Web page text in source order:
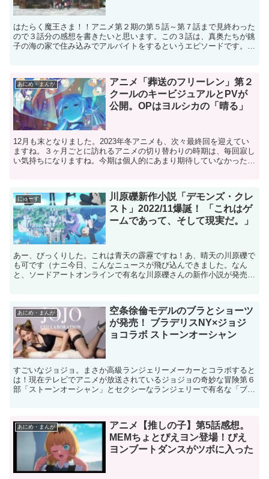
はたらく魔王さま！！アニメ第２期の第５話～第７話まで見終わった
ので３話分の感想を書きたいと思います。この３話は、真奥たちが銚
子の海の家で住み込みでアルバイトをするというエピソードです。こ
あにめ・まんが
アニメ「葬送のフリーレン」第２
クールのキービジュアルとPVが
公開。OPはヨルシカの「晴る」
12月も末となりました。2023年冬アニメも、次々最終回を迎えてい
ますね。３ヶ月ごとに訪れるアニメの切り替わりの時期は、毎回寂し
い気持ちになりますね。今期は個人的にあまり期待していなかった
にゅーす
川原礫新作小説「デモンズ・クレ
スト」2022/11爆誕！ 「これはゲ
ームであって、そして現実だ。」
あー、びっくりした。これは青天の霹靂ですね！あ、晴天の川原礫で
も可です（ナニ今日、こんなニュースが飛び込んできました。なん
と、ソードアートオンラインで有名な川原礫さんの新作小説が発売に
あにめ・まんが
空条徐倫モデルのブラとショーツ
が発売！ ブラデリスNY×ジョジ
ョコラボ ストーンオーシャン
すごいなジョジョ。まさか高級ランジェリーメーカーとコラボすると
は！現在テレビでアニメが放送されているジョジョの奇妙な冒険第６
部「ストーンオーシャン」とセクシーなランジェリーで有名な「ブラ
あにめ・まんが
アニメ【推しの子】第5話感想。
MEMちょとぴえヨン登場！ぴえ
ヨンブートダンスがツボに入った